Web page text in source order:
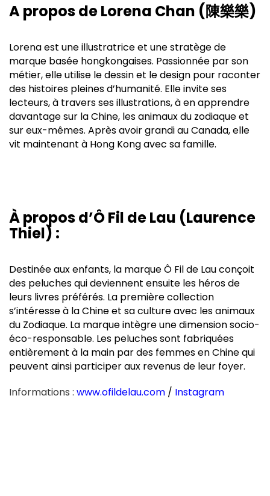
A propos de Lorena Chan (陳樂樂)
Lorena est une illustratrice et une stratège de
marque basée hongkongaises. Passionnée par son
métier, elle utilise le dessin et le design pour raconter
des histoires pleines d’humanité. Elle invite ses
lecteurs, à travers ses illustrations, à en apprendre
davantage sur la Chine, les animaux du zodiaque et
sur eux-mêmes. Après avoir grandi au Canada, elle
vit maintenant à Hong Kong avec sa famille.
À propos d’Ô Fil de Lau (Laurence
Thiel) :
Destinée aux enfants, la marque Ô Fil de Lau conçoit
des peluches qui deviennent ensuite les héros de
leurs livres préférés. La première collection
s’intéresse à la Chine et sa culture avec les animaux
du Zodiaque. La marque intègre une dimension socio-
éco-responsable. Les peluches sont fabriquées
entièrement à la main par des femmes en Chine qui
peuvent ainsi participer aux revenus de leur foyer.
Informations : www.ofildelau.com / Instagram